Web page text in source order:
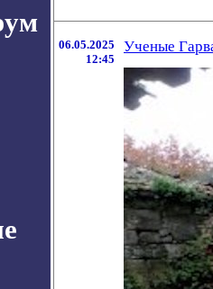
06.05.2025
12:45
Ученые